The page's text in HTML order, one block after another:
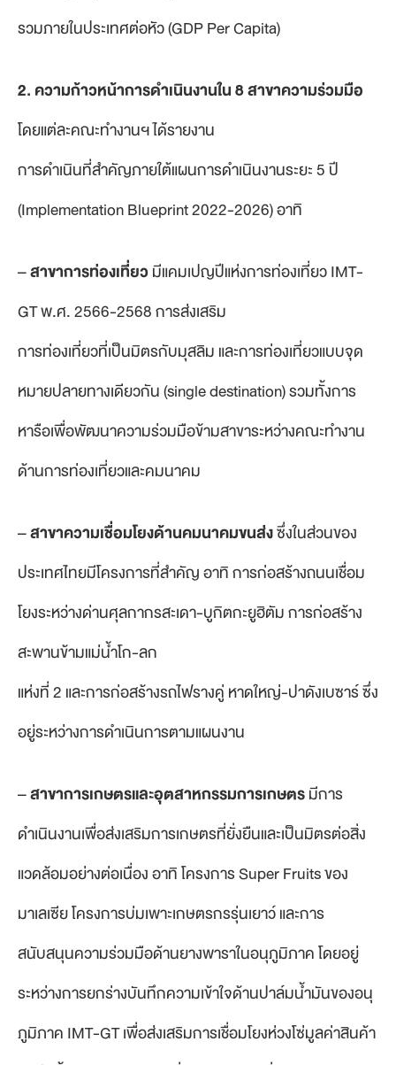
รวมภายในประเทศต่อหัว (GDP Per Capita)
2. ความก้าวหน้าการดำเนินงานใน 8 สาขาความร่วมมือ
โดยแต่ละคณะทำงานฯ ได้รายงาน
การดำเนินที่สำคัญภายใต้แผนการดำเนินงานระยะ 5 ปี
(Implementation Blueprint 2022-2026) อาทิ
–สาขาการท่องเที่ยวมีแคมเปญปีแห่งการท่องเที่ยว IMT-
GT พ.ศ. 2566-2568 การส่งเสริม
การท่องเที่ยวที่เป็นมิตรกับมุสลิม และการท่องเที่ยวแบบจุด
หมายปลายทางเดียวกัน (single destination) รวมทั้งการ
หารือเพื่อพัฒนาความร่วมมือข้ามสาขาระหว่างคณะทำงาน
ด้านการท่องเที่ยวและคมนาคม
–สาขาความเชื่อมโยงด้านคมนาคมขนส่งซึ่งในส่วนของ
ประเทศไทยมีโครงการที่สำคัญ อาทิ การก่อสร้างถนนเชื่อม
โยงระหว่างด่านศุลกากรสะเดา-บูกิตกะยูฮิตัม การก่อสร้าง
สะพานข้ามแม่น้ำโก-ลก
แห่งที่ 2 และการก่อสร้างรถไฟรางคู่ หาดใหญ่-ปาดังเบซาร์ ซึ่ง
อยู่ระหว่างการดำเนินการตามแผนงาน
–สาขาการเกษตรและอุตสาหกรรมการเกษตรมีการ
ดำเนินงานเพื่อส่งเสริมการเกษตรที่ยั่งยืนและเป็นมิตรต่อสิ่ง
แวดล้อมอย่างต่อเนื่อง อาทิ โครงการ Super Fruits ของ
มาเลเซีย โครงการบ่มเพาะเกษตรกรรุ่นเยาว์ และการ
สนับสนุนความร่วมมือด้านยางพาราในอนุภูมิภาค โดยอยู่
ระหว่างการยกร่างบันทึกความเข้าใจด้านปาล์มน้ำมันของอนุ
ภูมิภาค IMT-GT เพื่อส่งเสริมการเชื่อมโยงห่วงโซ่มูลค่าสินค้า